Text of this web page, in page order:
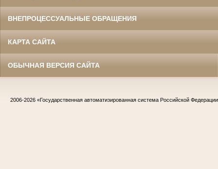
ВНЕПРОЦЕССУАЛЬНЫЕ ОБРАЩЕНИЯ
КАРТА САЙТА
ОБЫЧНАЯ ВЕРСИЯ САЙТА
2006-2026 «Государственная автоматизированная система Российской